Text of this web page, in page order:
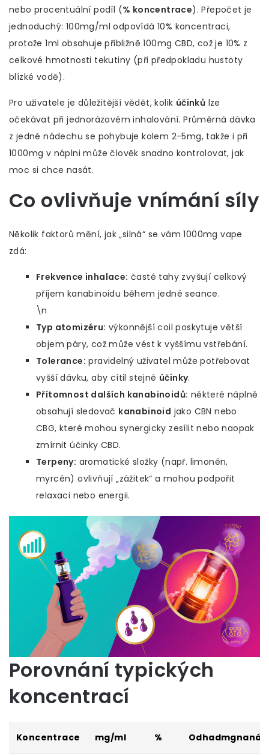
nebo procentuální podíl (% koncentrace). Přepočet je
jednoduchý: 100mg/ml odpovídá 10% koncentraci,
protože 1ml obsahuje přibližně 100mg CBD, což je 10% z
celkové hmotnosti tekutiny (při předpokladu hustoty
blízké vodě).
Pro uživatele je důležitější vědět, kolik účinků lze
očekávat při jednorázovém inhalování. Průměrná dávka
z jedné nádechu se pohybuje kolem 2-5mg, takže i při
1000mg v náplni může člověk snadno kontrolovat, jak
moc si chce nasát.
Co ovlivňuje vnímání síly
Několik faktorů mění, jak „silná“ se vám 1000mg vape
zdá:
Frekvence inhalace: časté tahy zvyšují celkový
příjem kanabinoidu během jedné seance.
\n
Typ atomizéru: výkonnější coil poskytuje větší
objem páry, což může vést k vyššímu vstřebání.
Tolerance: pravidelný uživatel může potřebovat
vyšší dávku, aby cítil stejné účinky.
Přítomnost dalších kanabinoidů: některé náplně
obsahují sledovač kanabinoid jako CBN nebo
CBG, které mohou synergicky zesílit nebo naopak
zmírnit účinky CBD.
Terpeny: aromatické složky (např. limonén,
myrcén) ovlivňují „zážitek“ a mohou podpořit
relaxaci nebo energii.
Porovnání typických
koncentrací
Koncentrace mg/ml %